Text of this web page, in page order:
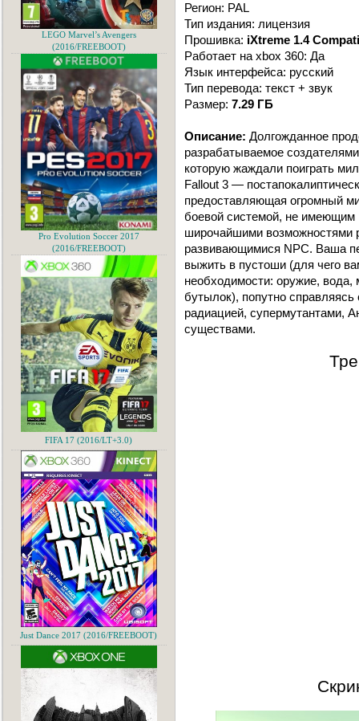
Регион: PAL
Тип издания: лицензия
Прошивка: iXtreme 1.4
Работает на xbox 360: Да
Язык интерфейса: русский
Тип перевода: текст + звук
Размер: 7.29 ГБ
Описание: Долгожданное
разрабатываемое
которую жаждали поиграть
Fallout 3 —
предоставляющая огромный
боевой системой, не
широчайшими возможностями
развивающимися NPC. Ваша
выжить в пустоши (для чего
необходимости: оружие,
бутылок), попутно
радиацией, супермутантами,
существами.
LEGO Marvel’s Avengers
(2016/FREEBOOT)
Pro Evolution Soccer 2017
(2016/FREEBOOT)
FIFA 17 (2016/LT+3.0)
Just Dance 2017 (2016/FREEBOOT)